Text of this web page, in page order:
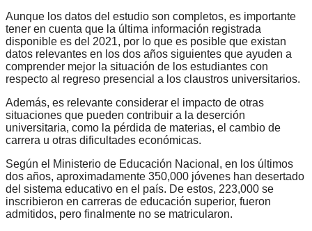
Aunque los datos del estudio son completos, es importante
tener en cuenta que la última información registrada
disponible es del 2021, por lo que es posible que existan
datos relevantes en los dos años siguientes que ayuden a
comprender mejor la situación de los estudiantes con
respecto al regreso presencial a los claustros universitarios.
Además, es relevante considerar el impacto de otras
situaciones que pueden contribuir a la deserción
universitaria, como la pérdida de materias, el cambio de
carrera u otras dificultades económicas.
Según el Ministerio de Educación Nacional, en los últimos
dos años, aproximadamente 350,000 jóvenes han desertado
del sistema educativo en el país. De estos, 223,000 se
inscribieron en carreras de educación superior, fueron
admitidos, pero finalmente no se matricularon.